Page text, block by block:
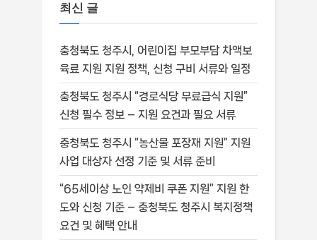
최신 글
충청북도 청주시, 어린이집 부모부담 차액보
육료 지원 지원 정책, 신청 구비 서류와 일정
충청북도 청주시 “경로식당 무료급식 지원”
신청 필수 정보 – 지원 요건과 필요 서류
충청북도 청주시 “농산물 포장재 지원” 지원
사업 대상자 선정 기준 및 서류 준비
“65세이상 노인 약제비 쿠폰 지원” 지원 한
도와 신청 기준 – 충청북도 청주시 복지정책
요건 및 혜택 안내